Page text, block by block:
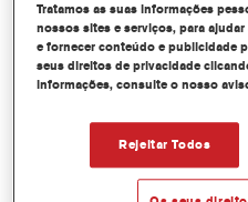
correspondência de cor.
Utilização rápida e
produtividade.
Dispõe de um sistema de
abrangentes.
Ampla gama de aplicações.
Flexível - pode ser utilizado
climáticas e através de
Tratamos as suas informações
nossos sites e serviços, para
e fornecer conteúdo e publicidade
seus direitos de privacidade
informações, consulte o nosso
Rejeitar Todos